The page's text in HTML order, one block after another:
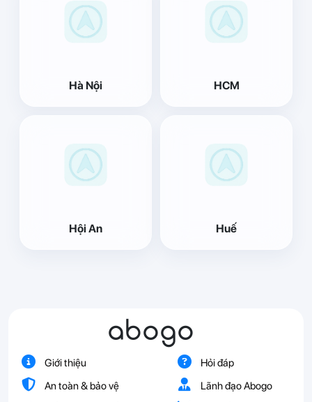
Hà Nội HCM
Hội An Huế
abogo
Giới thiệu
An toàn & bảo vệ
Hỏi đáp
Lãnh đạo Abogo